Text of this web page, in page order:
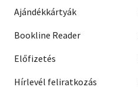
Ajándékkártyák
Bookline Reader
Előfizetés
Hírlevél feliratkozás